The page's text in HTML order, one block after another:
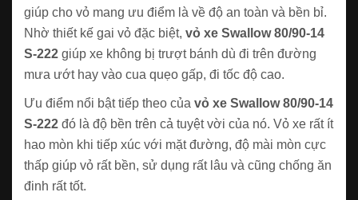
giúp cho vỏ mang ưu điểm là về độ an toàn và bền bỉ.
Nhờ thiết kế gai vỏ đặc biệt, vỏ xe Swallow 80/90-14
S-222 giúp xe không bị trượt bánh dù đi trên đường
mưa ướt hay vào cua quẹo gấp, đi tốc độ cao.
Ưu điểm nổi bật tiếp theo của vỏ xe Swallow 80/90-14
S-222 đó là độ bền trên cả tuyệt vời của nó. Vỏ xe rất ít
hao mòn khi tiếp xúc với mặt đường, độ mài mòn cực
thấp giúp vỏ rất bền, sử dụng rất lâu và cũng chống ăn
đinh rất tốt.